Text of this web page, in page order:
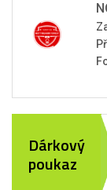
Dárkový
poukaz